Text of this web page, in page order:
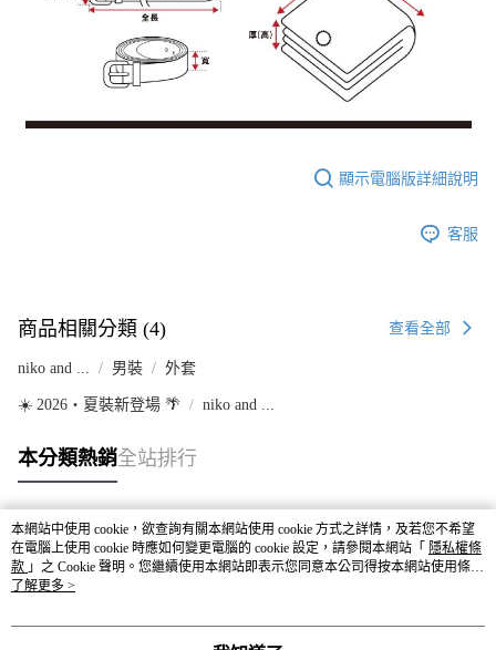
顯示電腦版詳細說明
客服
商品相關分類 (4) 查看全部
niko and ... 男裝 外套
☀️ 2026・夏裝新登場 🌴 niko and ...
本分類熱銷全站排行
熱門標籤
本網站中使用 cookie，欲查詢有關本網站使用 cookie 方式之詳情，及若您不希望
在電腦上使用 cookie 時應如何變更電腦的 cookie 設定，請參閱本網站「 隱私權條
款 」之 Cookie 聲明。您繼續使用本網站即表示您同意本公司得按本網站使用條款
之 Cookie 聲明使用 cookie。
了解更多 >